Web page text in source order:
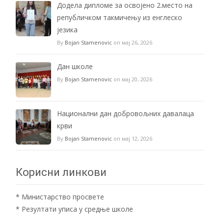
Додела дипломе за освојено 2.место на
републичком такмичењу из енглеско
језика
By Bojan Stamenovic on мај 26, 2026
Дан школе
By Bojan Stamenovic on мај 20, 2026
Национални дан добровољних давалаца
крви
By Bojan Stamenovic on мај 12, 2026
Корисни линкови
* Министарство просвете
* Резултати уписа у средње школе